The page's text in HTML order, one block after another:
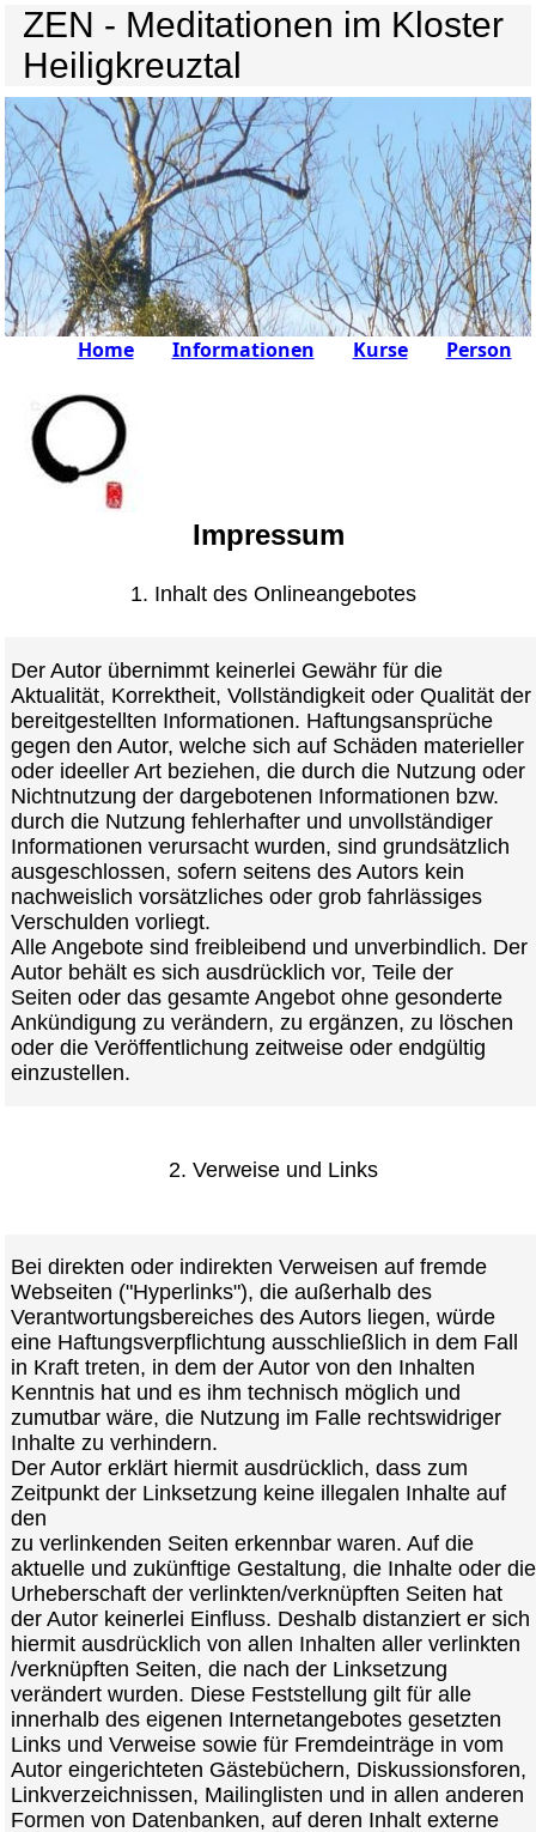
ZEN - Meditationen im Kloster
Heiligkreuztal
Home Informationen Kurse Person
Impressum
1. Inhalt des Onlineangebotes
Der Autor übernimmt keinerlei Gewähr für die
Aktualität, Korrektheit, Vollständigkeit oder Qualität der
bereitgestellten Informationen. Haftungsansprüche
gegen den Autor, welche sich auf Schäden materieller
oder ideeller Art beziehen, die durch die Nutzung oder
Nichtnutzung der dargebotenen Informationen bzw.
durch die Nutzung fehlerhafter und unvollständiger
Informationen verursacht wurden, sind grundsätzlich
ausgeschlossen, sofern seitens des Autors kein
nachweislich vorsätzliches oder grob fahrlässiges
Verschulden vorliegt.
Alle Angebote sind freibleibend und unverbindlich. Der
Autor behält es sich ausdrücklich vor, Teile der
Seiten oder das gesamte Angebot ohne gesonderte
Ankündigung zu verändern, zu ergänzen, zu löschen
oder die Veröffentlichung zeitweise oder endgültig
einzustellen.
2. Verweise und Links
Bei direkten oder indirekten Verweisen auf fremde
Webseiten ("Hyperlinks"), die außerhalb des
Verantwortungsbereiches des Autors liegen, würde
eine Haftungsverpflichtung ausschließlich in dem Fall
in Kraft treten, in dem der Autor von den Inhalten
Kenntnis hat und es ihm technisch möglich und
zumutbar wäre, die Nutzung im Falle rechtswidriger
Inhalte zu verhindern.
Der Autor erklärt hiermit ausdrücklich, dass zum
Zeitpunkt der Linksetzung keine illegalen Inhalte auf
den
zu verlinkenden Seiten erkennbar waren. Auf die
aktuelle und zukünftige Gestaltung, die Inhalte oder die
Urheberschaft der verlinkten/verknüpften Seiten hat
der Autor keinerlei Einfluss. Deshalb distanziert er sich
hiermit ausdrücklich von allen Inhalten aller verlinkten
/verknüpften Seiten, die nach der Linksetzung
verändert wurden. Diese Feststellung gilt für alle
innerhalb des eigenen Internetangebotes gesetzten
Links und Verweise sowie für Fremdeinträge in vom
Autor eingerichteten Gästebüchern, Diskussionsforen,
Linkverzeichnissen, Mailinglisten und in allen anderen
Formen von Datenbanken, auf deren Inhalt externe